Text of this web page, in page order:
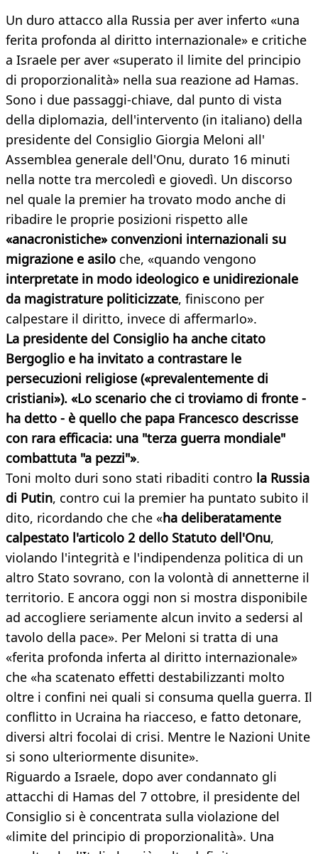
Un duro attacco alla Russia per aver inferto «una
ferita profonda al diritto internazionale» e critiche
a Israele per aver «superato il limite del principio
di proporzionalità» nella sua reazione ad Hamas.
Sono i due passaggi-chiave, dal punto di vista
della diplomazia, dell'intervento (in italiano) della
presidente del Consiglio Giorgia Meloni all'
Assemblea generale dell'Onu, durato 16 minuti
nella notte tra mercoledì e giovedì. Un discorso
nel quale la premier ha trovato modo anche di
ribadire le proprie posizioni rispetto alle
«anacronistiche» convenzioni internazionali su
migrazione e asilo che, «quando vengono
interpretate in modo ideologico e unidirezionale
da magistrature politicizzate, finiscono per
calpestare il diritto, invece di affermarlo».
La presidente del Consiglio ha anche citato
Bergoglio e ha invitato a contrastare le
persecuzioni religiose («prevalentemente di
cristiani»). «Lo scenario che ci troviamo di fronte -
ha detto - è quello che papa Francesco descrisse
con rara efficacia: una "terza guerra mondiale"
combattuta "a pezzi"».
Toni molto duri sono stati ribaditi contro la Russia
di Putin, contro cui la premier ha puntato subito il
dito, ricordando che che «ha deliberatamente
calpestato l'articolo 2 dello Statuto dell'Onu,
violando l'integrità e l'indipendenza politica di un
altro Stato sovrano, con la volontà di annetterne il
territorio. E ancora oggi non si mostra disponibile
ad accogliere seriamente alcun invito a sedersi al
tavolo della pace». Per Meloni si tratta di una
«ferita profonda inferta al diritto internazionale»
che «ha scatenato effetti destabilizzanti molto
oltre i confini nei quali si consuma quella guerra. Il
conflitto in Ucraina ha riacceso, e fatto detonare,
diversi altri focolai di crisi. Mentre le Nazioni Unite
si sono ulteriormente disunite».
Riguardo a Israele, dopo aver condannato gli
attacchi di Hamas del 7 ottobre, il presidente del
Consiglio si è concentrata sulla violazione del
«limite del principio di proporzionalità». Una